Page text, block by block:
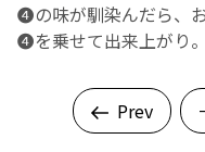
➍の味が馴染んだら、
❹を乗せて出来上がり。
Prev